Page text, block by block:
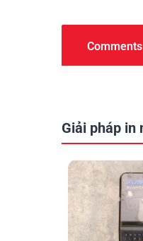
Comments
Giải pháp in